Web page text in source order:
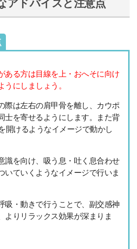
アドバイスと注意点
ある方は目線を上・おへそに向け
うにしましょう。
際は左右の肩甲骨を離し、カウポ
士を寄せるようにします。また背
開けるようなイメージで動かし
識を向け、吸う息・吐く息合わせ
いていくようなイメージで行いま
吸・動きで行うことで、副交感神
よりリラックス効果が深まりま